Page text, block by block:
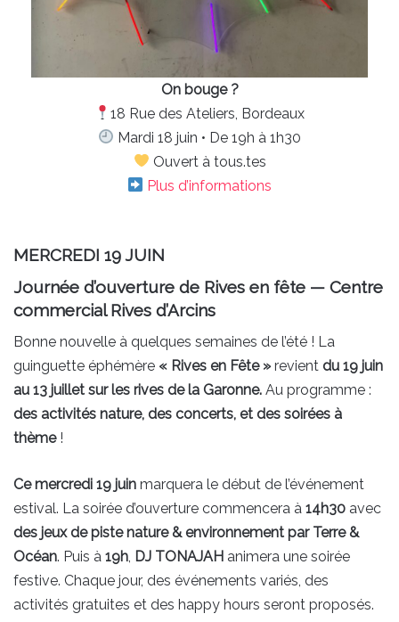
On bouge ?
18 Rue des Ateliers, Bordeaux
Mardi 18 juin • De 19h à 1h30
Ouvert à tous.tes
Plus d’informations
MERCREDI 19 JUIN
Journée d’ouverture de Rives en fête — Centre
commercial Rives d’Arcins
Bonne nouvelle à quelques semaines de l’été ! La
guinguette éphémère « Rives en Fête »revient du 19 juin
au 13 juillet sur les rives de la Garonne. Au programme :
des activités nature, des concerts, et des soirées à
thème!
Ce mercredi 19 juin marquera le début de l’événement
estival. La soirée d’ouverture commencera à 14h30 avec
des jeux de piste nature & environnement par Terre &
Océan. Puis à 19h, DJ TONAJAH animera une soirée
festive. Chaque jour, des événements variés, des
activités gratuites et des happy hours seront proposés.